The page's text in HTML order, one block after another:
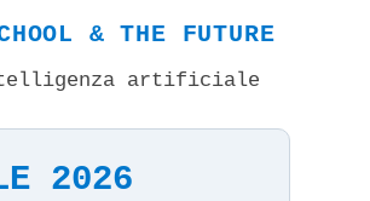
& THE FUTURE
artificiale
2026